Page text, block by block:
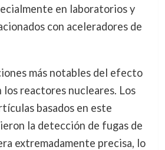
en laboratorios y
con aceleradores de
más notables del efecto
reactores nucleares. Los
basados en este
la detección de fugas de
extremadamente precisa, lo